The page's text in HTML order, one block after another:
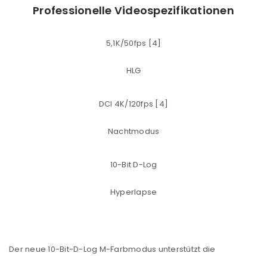
Professionelle Videospezifikationen
5,1K/50fps [4]
HLG
DCI 4K/120fps [4]
Nachtmodus
10-Bit D-Log
Hyperlapse
Der neue 10-Bit-D-Log M-Farbmodus unterstützt die